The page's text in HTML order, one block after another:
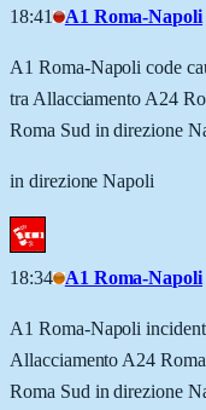
18:41 A1 Roma-Napoli
A1 Roma-Napoli code
tra Allacciamento A24
Roma Sud in direzione
in direzione Napoli
18:34 A1 Roma-Napoli
A1 Roma-Napoli
Allacciamento A24
Roma Sud in direzione